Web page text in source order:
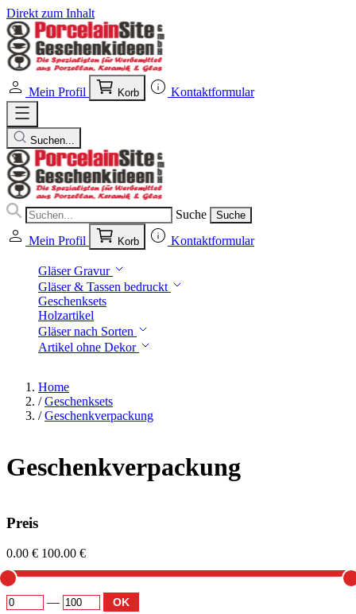
Direkt zum Inhalt
Mein Profil Korb Kontaktformular
Suchen...
Suche Suche
Mein Profil Korb Kontaktformular
Gläser Gravur
Gläser & Tassen bedruckt
Geschenksets
Holzartikel
Gläser nach Sorten
Artikel ohne Dekor
Home
/ Geschenksets
/ Geschenkverpackung
Geschenkverpackung
Preis
0.00 € 100.00 €
— OK